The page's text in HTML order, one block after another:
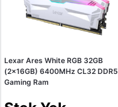
Lexar Ares White RGB 32GB
(2x16GB) 6400MHz CL32 DDR5
Gaming Ram